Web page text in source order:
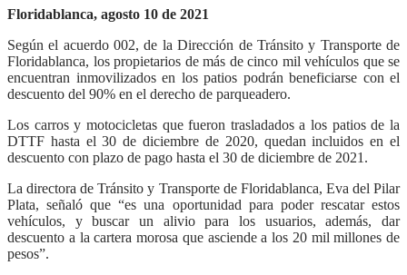
Floridablanca, agosto 10 de 2021
Según el acuerdo 002, de la Dirección de Tránsito y Transporte de
Floridablanca, los propietarios de más de cinco mil vehículos que se
encuentran inmovilizados en los patios podrán beneficiarse con el
descuento del 90% en el derecho de parqueadero.
Los carros y motocicletas que fueron trasladados a los patios de la
DTTF hasta el 30 de diciembre de 2020, quedan incluidos en el
descuento con plazo de pago hasta el 30 de diciembre de 2021.
La directora de Tránsito y Transporte de Floridablanca, Eva del Pilar
Plata, señaló que “es una oportunidad para poder rescatar estos
vehículos, y buscar un alivio para los usuarios, además, dar
descuento a la cartera morosa que asciende a los 20 mil millones de
pesos”.